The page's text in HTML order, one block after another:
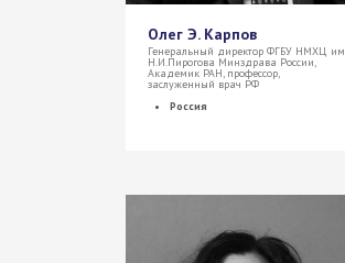
Олег Э. Карпов
Генеральный директор ФГБУ НМХЦ им
Н.И.Пирогова Минздрава России,
Академик РАН, профессор,
заслуженный врач РФ
Россия